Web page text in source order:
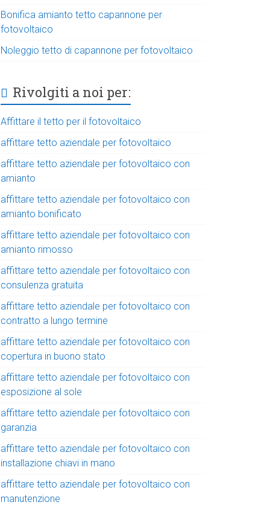
Bonifica amianto tetto capannone per
fotovoltaico
Noleggio tetto di capannone per fotovoltaico
Rivolgiti a noi per:
Affittare il tetto per il fotovoltaico
affittare tetto aziendale per fotovoltaico
affittare tetto aziendale per fotovoltaico con
amianto
affittare tetto aziendale per fotovoltaico con
amianto bonificato
affittare tetto aziendale per fotovoltaico con
amianto rimosso
affittare tetto aziendale per fotovoltaico con
consulenza gratuita
affittare tetto aziendale per fotovoltaico con
contratto a lungo termine
affittare tetto aziendale per fotovoltaico con
copertura in buono stato
affittare tetto aziendale per fotovoltaico con
esposizione al sole
affittare tetto aziendale per fotovoltaico con
garanzia
affittare tetto aziendale per fotovoltaico con
installazione chiavi in mano
affittare tetto aziendale per fotovoltaico con
manutenzione